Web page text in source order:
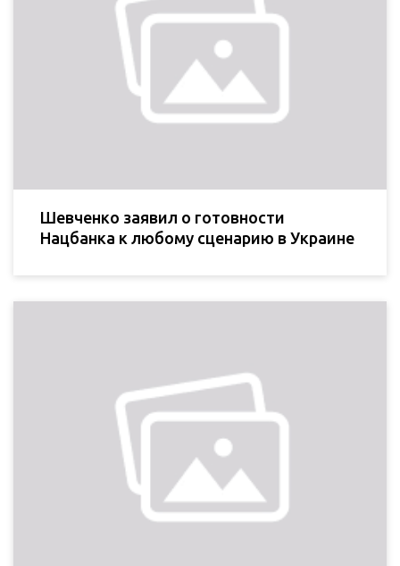
Шевченко заявил о готовности
Нацбанка к любому сценарию в Украине